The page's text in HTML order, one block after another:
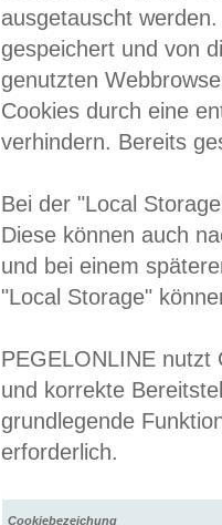
ausgetauscht
gespeichert und von
genutzten
Cookies durch eine
verhindern. Bereits
Bei der "Local
Diese können auch
und bei einem
"Local Storage"
PEGELONLINE nutzt
und korrekte
grundlegende
erforderlich.
Cookiebezeichung